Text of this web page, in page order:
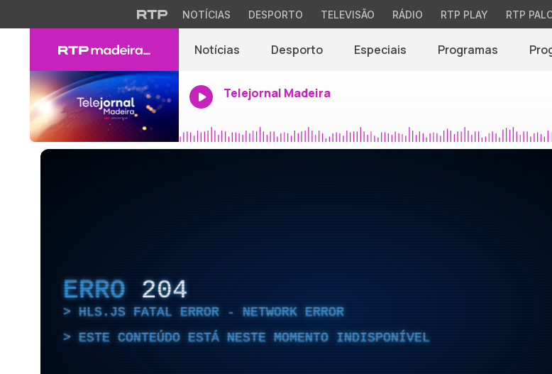
NOTÍCIAS DESPORTO TELEVISÃO RÁDIO RTP PLAY RTP
Notícias Desporto Especiais Programas
Telejornal Madeira
ERRO 204
HLS.JS FATAL ERROR - NETWORK ERROR
ESTE CONTEÚDO ESTÁ NESTE MOMENTO INDISPONÍVEL